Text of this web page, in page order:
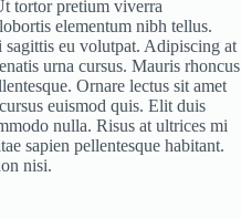
tortor pretium viverra
elementum nibh tellus.
eu volutpat. Adipiscing at
urna cursus. Mauris rhoncus
Ornare lectus sit amet
euismod quis. Elit duis
nulla. Risus at ultrices mi
sapien pellentesque habitant.
nisi.